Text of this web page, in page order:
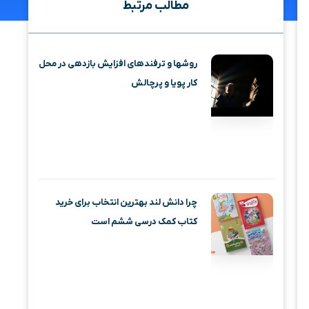
مطالب مرتبط
روشها و ترفندهای افزایش بازدهی در محل
کار پویا و پرچالش
چرا دانش لند بهترین انتخاب برای خرید
کتاب کمک درسی ششم است